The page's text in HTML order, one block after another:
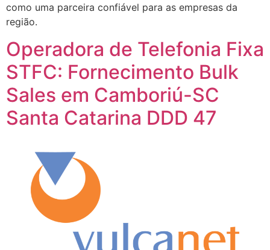
como uma parceira confiável para as empresas da
região.
Operadora de Telefonia Fixa
STFC: Fornecimento Bulk
Sales em Camboriú-SC
Santa Catarina DDD 47